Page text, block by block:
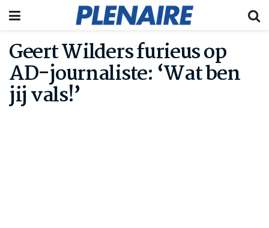
Geert Wilders furieus op
AD-journaliste: ‘Wat ben
jij vals!’